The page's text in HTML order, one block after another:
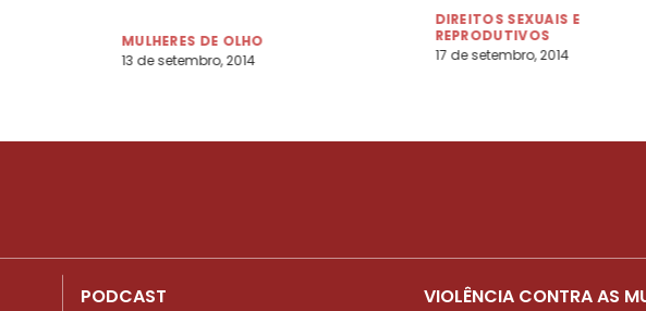
MULHERES DE OLHO
13 de setembro, 2014
DIREITOS SEXUAIS E
REPRODUTIVOS
17 de setembro, 2014
PODCAST VIOLÊNCIA CONTRA AS